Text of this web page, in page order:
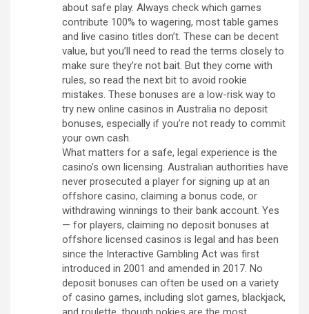
about safe play. Always check which games
contribute 100% to wagering, most table games
and live casino titles don’t. These can be decent
value, but you’ll need to read the terms closely to
make sure they’re not bait. But they come with
rules, so read the next bit to avoid rookie
mistakes. These bonuses are a low-risk way to
try new online casinos in Australia no deposit
bonuses, especially if you’re not ready to commit
your own cash.
What matters for a safe, legal experience is the
casino’s own licensing. Australian authorities have
never prosecuted a player for signing up at an
offshore casino, claiming a bonus code, or
withdrawing winnings to their bank account. Yes
— for players, claiming no deposit bonuses at
offshore licensed casinos is legal and has been
since the Interactive Gambling Act was first
introduced in 2001 and amended in 2017. No
deposit bonuses can often be used on a variety
of casino games, including slot games, blackjack,